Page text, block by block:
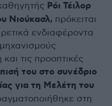
Ρόι Τέιλορ
Νιούκασλ, πρόκειται
ενδιαφέροντα
τις προοπτικές
του στο συνέδριο
για τη Μελέτη του
στη